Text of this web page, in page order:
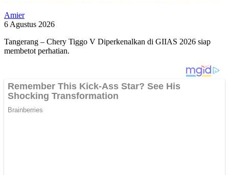
Amier
6 Agustus 2026
Tangerang – Chery Tiggo V Diperkenalkan di GIIAS 2026 siap
membetot perhatian.